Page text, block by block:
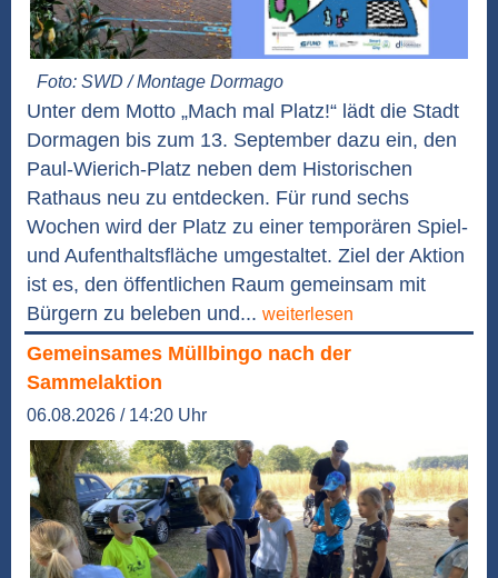
Foto: SWD / Montage Dormago
Unter dem Motto „Mach mal Platz!“ lädt die Stadt
Dormagen bis zum 13. September dazu ein, den
Paul-Wierich-Platz neben dem Historischen
Rathaus neu zu entdecken. Für rund sechs
Wochen wird der Platz zu einer temporären Spiel-
und Aufenthaltsfläche umgestaltet. Ziel der Aktion
ist es, den öffentlichen Raum gemeinsam mit
Bürgern zu beleben und... weiterlesen
Gemeinsames Müllbingo nach der
Sammelaktion
06.08.2026 / 14:20 Uhr